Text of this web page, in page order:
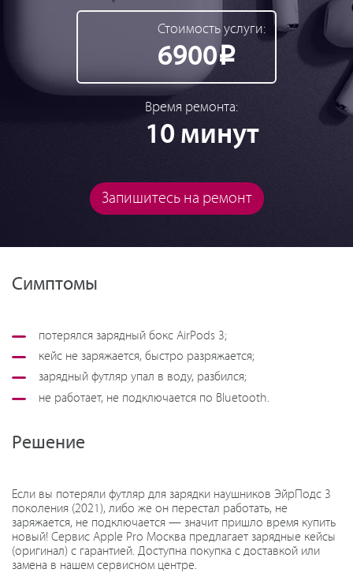
Стоимость услуги:
6900Р
Время ремонта:
10 минут
Запишитесь на ремонт
Симптомы
потерялся зарядный бокс AirPods 3;
кейс не заряжается, быстро разряжается;
зарядный футляр упал в воду, разбился;
не работает, не подключается по Bluetooth.
Решение
Если вы потеряли футляр для зарядки наушников ЭйрПодс 3
поколения (2021), либо же он перестал работать, не
заряжается, не подключается — значит пришло время купить
новый! Сервис Apple Pro Москва предлагает зарядные кейсы
(оригинал) с гарантией. Доступна покупка с доставкой или
замена в нашем сервисном центре.